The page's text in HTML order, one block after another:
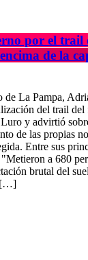
por el trail
de la
de La Pampa,
del trail del
y advirtió
de las propias
Entre sus
a 680
brutal del
[…]